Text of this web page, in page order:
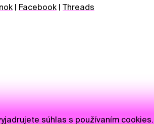
Facebook Threads
súhlas s používaním cookies.